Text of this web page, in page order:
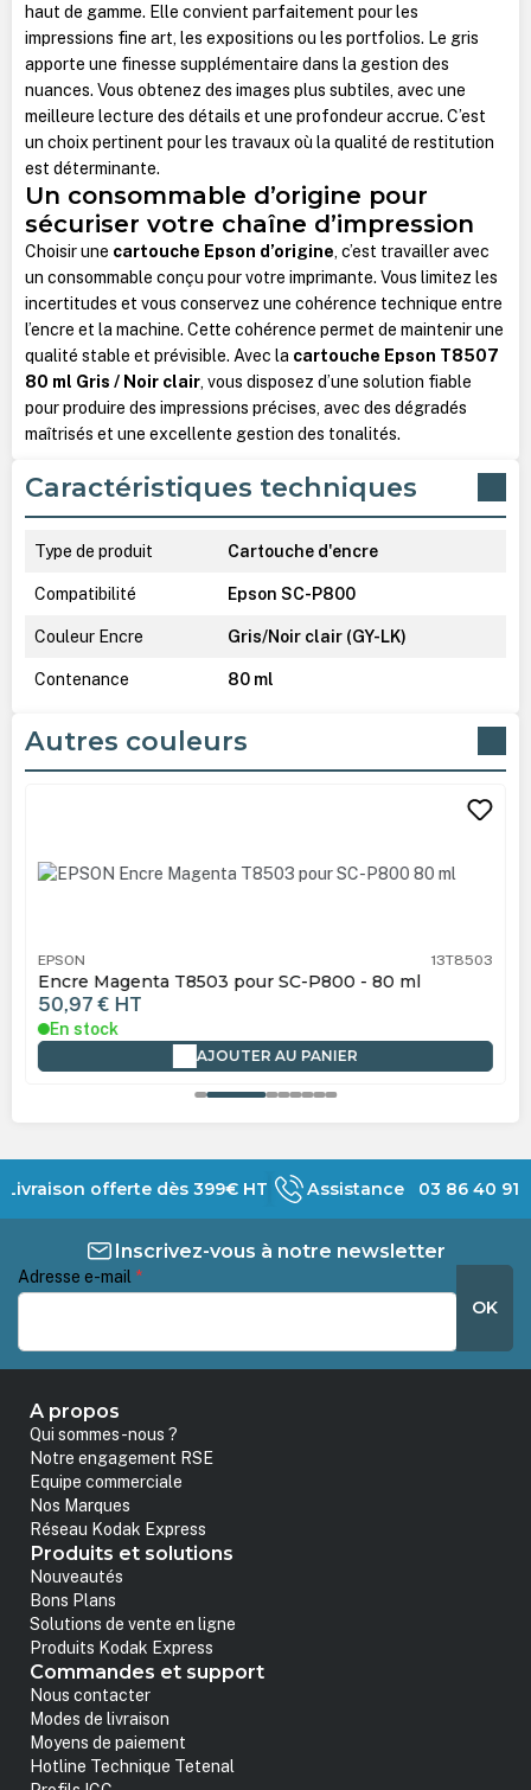
haut de gamme. Elle convient parfaitement pour les
impressions fine art, les expositions ou les portfolios. Le gris
apporte une finesse supplémentaire dans la gestion des
nuances. Vous obtenez des images plus subtiles, avec une
meilleure lecture des détails et une profondeur accrue. C’est
un choix pertinent pour les travaux où la qualité de restitution
est déterminante.
Un consommable d’origine pour
sécuriser votre chaîne d’impression
Choisir une cartouche Epson d’origine, c’est travailler avec
un consommable conçu pour votre imprimante. Vous limitez les
incertitudes et vous conservez une cohérence technique entre
l’encre et la machine. Cette cohérence permet de maintenir une
qualité stable et prévisible. Avec la cartouche Epson T8507
80 ml Gris / Noir clair, vous disposez d’une solution fiable
pour produire des impressions précises, avec des dégradés
maîtrisés et une excellente gestion des tonalités.
Caractéristiques techniques
Type de produit Cartouche d'encre
Compatibilité Epson SC-P800
Couleur Encre Gris/Noir clair (GY-LK)
Contenance 80 ml
Autres couleurs
EPSON 13T8503
Encre Magenta T8503 pour SC-P800 - 80 ml
50,97 € HT
En stock
AJOUTER AU PANIER
Livraison offerte dès 399€ HT Assistance 03 86 40 91
Inscrivez-vous à notre newsletter
Adresse e-mail *
OK
A propos
Qui sommes-nous ?
Notre engagement RSE
Equipe commerciale
Nos Marques
Réseau Kodak Express
Produits et solutions
Nouveautés
Bons Plans
Solutions de vente en ligne
Produits Kodak Express
Commandes et support
Nous contacter
Modes de livraison
Moyens de paiement
Hotline Technique Tetenal